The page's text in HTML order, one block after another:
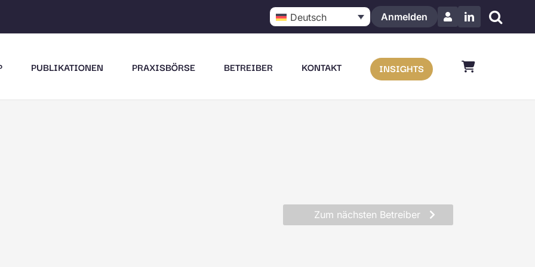
Deutsch Anmelden LinkedIn
PUBLIKATIONEN PRAXISBÖRSE BETREIBER KONTAKT INSIGHTS
Zum nächsten Betreiber